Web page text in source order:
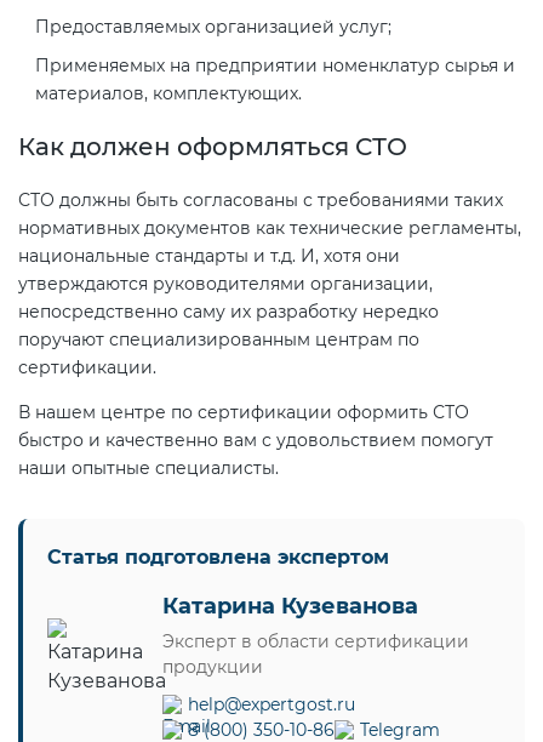
Предоставляемых организацией услуг;
Применяемых на предприятии номенклатур сырья и
материалов, комплектующих.
Как должен оформляться СТО
СТО должны быть согласованы с требованиями таких
нормативных документов как технические регламенты,
национальные стандарты и т.д. И, хотя они
утверждаются руководителями организации,
непосредственно саму их разработку нередко
поручают специализированным центрам по
сертификации.
В нашем центре по сертификации оформить СТО
быстро и качественно вам с удовольствием помогут
наши опытные специалисты.
Статья подготовлена экспертом
Катарина Кузеванова
Эксперт в области сертификации
продукции
help@expertgost.ru
8 (800) 350-10-86
Telegram
продукции (ТР ЕАЭС 047)
Декларирование
совместимости (ТР ТС 020)
Сертификация детских товаров
(ТР ТС 007)
Сертификация товаров легкой
промышленности (ТР ТС 017)
Сертификация промышленного
оборудования (ТР ТС 010)
Сертификация средств
индивидуальной защиты (ТР ТС
Действующие технические
регламенты